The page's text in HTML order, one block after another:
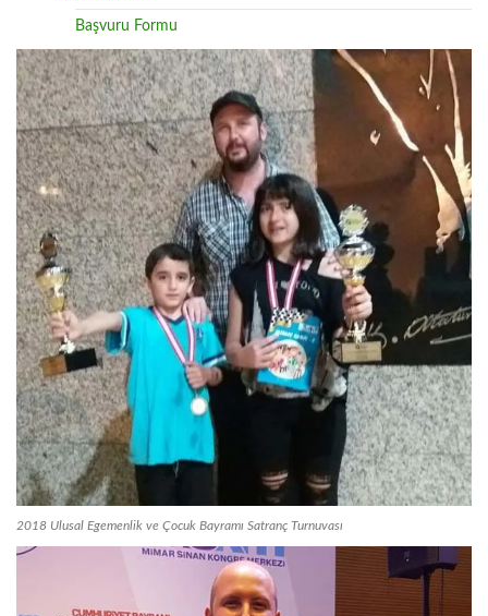
Başvuru Formu
2018 Ulusal Egemenlik ve Çocuk Bayramı Satranç Turnuvası